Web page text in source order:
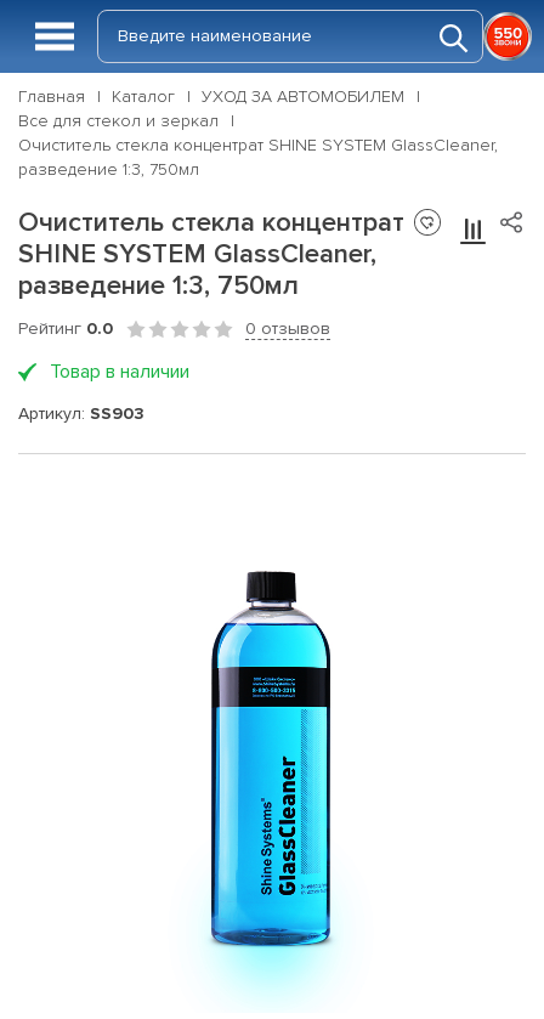
Главная Каталог
УХОД ЗА АВТОМОБИЛЕМ
Все для стекол и зеркал
Очиститель стекла концентрат SHINE SYSTEM GlassCleaner,
разведение 1:3, 750мл
Очиститель стекла концентрат
SHINE SYSTEM GlassCleaner,
разведение 1:3, 750мл
Рейтинг 0.0 0 отзывов
Товар в наличии
Артикул: SS903